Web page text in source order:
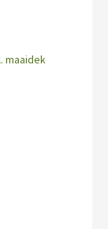
maaidek